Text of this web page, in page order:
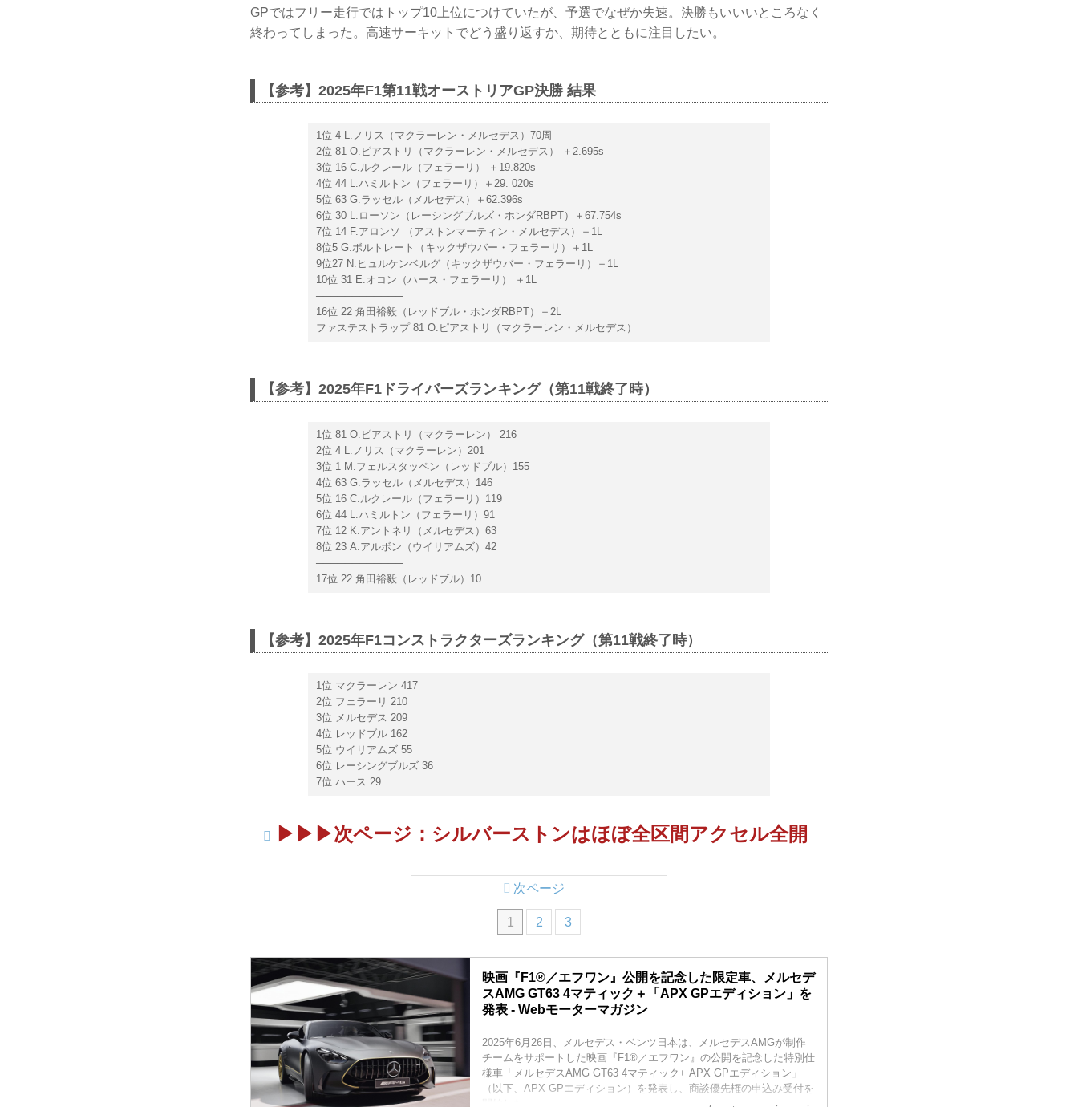
GPではフリー走行ではトップ10上位につけていたが、予選でなぜか失速。決勝もいいいところなく
終わってしまった。高速サーキットでどう盛り返すか、期待とともに注目したい。
【参考】2025年F1第11戦オーストリアGP決勝 結果
1位 4 L.ノリス（マクラーレン・メルセデス）70周
2位 81 O.ピアストリ（マクラーレン・メルセデス） ＋2.695s
3位 16 C.ルクレール（フェラーリ） ＋19.820s
4位 44 L.ハミルトン（フェラーリ）＋29. 020s
5位 63 G.ラッセル（メルセデス）＋62.396s
6位 30 L.ローソン（レーシングブルズ・ホンダRBPT）＋67.754s
7位 14 F.アロンソ （アストンマーティン・メルセデス）＋1L
8位5 G.ボルトレート（キックザウバー・フェラーリ）＋1L
9位27 N.ヒュルケンベルグ（キックザウバー・フェラーリ）＋1L
10位 31 E.オコン（ハース・フェラーリ） ＋1L
────────────
16位 22 角田裕毅（レッドブル・ホンダRBPT）＋2L
ファステストラップ 81 O.ピアストリ（マクラーレン・メルセデス）
【参考】2025年F1ドライバーズランキング（第11戦終了時）
1位 81 O.ピアストリ（マクラーレン） 216
2位 4 L.ノリス（マクラーレン）201
3位 1 M.フェルスタッペン（レッドブル）155
4位 63 G.ラッセル（メルセデス）146
5位 16 C.ルクレール（フェラーリ）119
6位 44 L.ハミルトン（フェラーリ）91
7位 12 K.アントネリ（メルセデス）63
8位 23 A.アルボン（ウイリアムズ）42
────────────
17位 22 角田裕毅（レッドブル）10
【参考】2025年F1コンストラクターズランキング（第11戦終了時）
1位 マクラーレン 417
2位 フェラーリ 210
3位 メルセデス 209
4位 レッドブル 162
5位 ウイリアムズ 55
6位 レーシングブルズ 36
7位 ハース 29
▶︎▶︎▶︎次ページ：シルバーストンはほぼ全区間アクセル全開
1 2 3
次ページ
映画『F1®️／エフワン』公開を記念した限定車、メルセデ
スAMG GT63 4マティック＋「APX GPエディション」を
発表 - Webモーターマガジン
2025年6月26日、メルセデス・ベンツ日本は、メルセデスAMGが制作
チームをサポートした映画『F1®️／エフワン』の公開を記念した特別仕
様車「メルセデスAMG GT63 4マティック+ APX GPエディション」
（以下、APX GPエディション）を発表し、商談優先権の申込み受付を